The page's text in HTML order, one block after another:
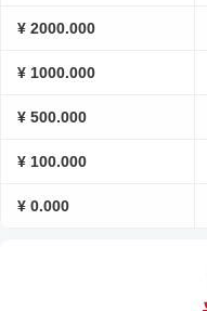
¥ 2000.000
¥ 1000.000
¥ 500.000
¥ 100.000
¥ 0.000